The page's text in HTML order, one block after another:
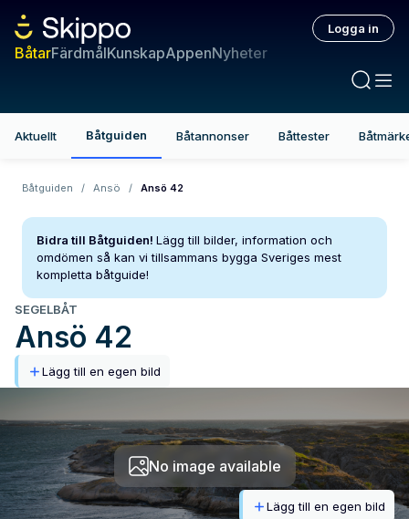
BåtarFärdmålKunskapAppenNyheter
Logga in
Aktuellt Båtguiden Båtannonser Båttester
Båtguiden / Ansö / Ansö 42
Bidra till Båtguiden! Lägg till bilder, information och
omdömen så kan vi tillsammans bygga Sveriges mest
kompletta båtguide!
SEGELBÅT
Ansö 42
Lägg till en egen bild
No image available
Lägg till en egen bild